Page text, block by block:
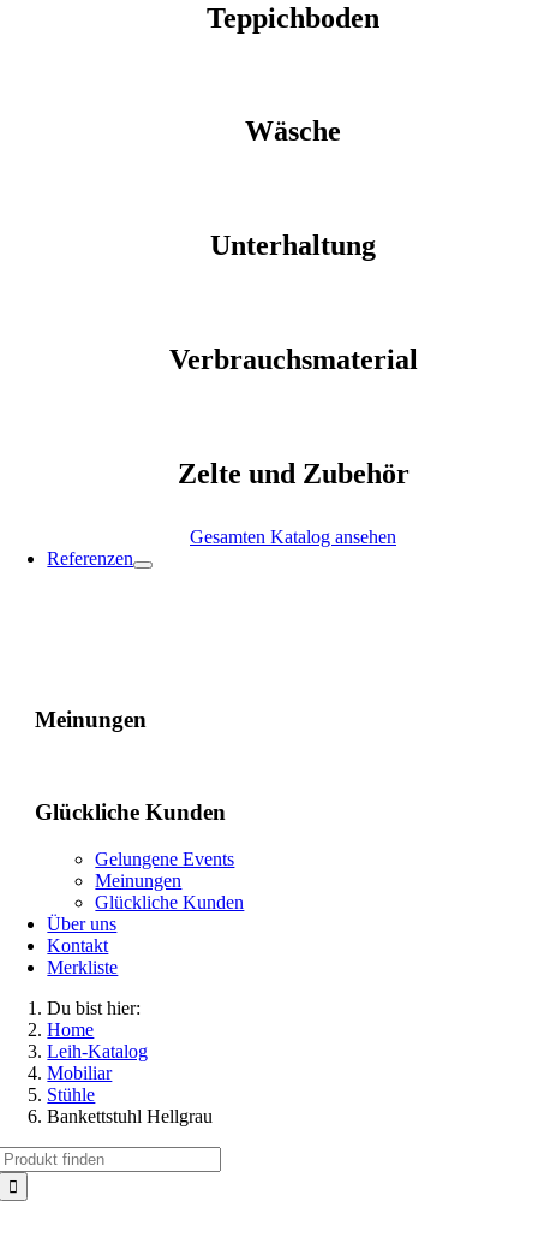
Teppichboden
Wäsche
Unterhaltung
Verbrauchsmaterial
Zelte und Zubehör
Gesamten Katalog ansehen
Referenzen
Meinungen
Glückliche Kunden
Gelungene Events
Meinungen
Glückliche Kunden
Über uns
Kontakt
Merkliste
Du bist hier:
Home
Leih-Katalog
Mobiliar
Stühle
Bankettstuhl Hellgrau